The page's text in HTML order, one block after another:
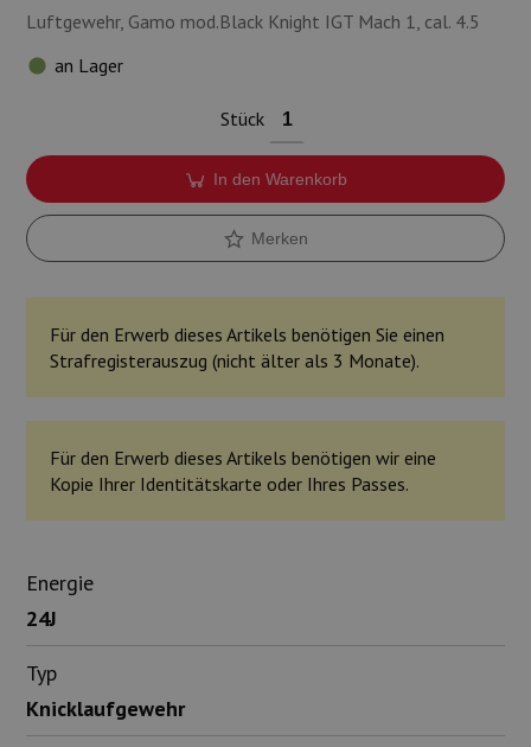
Luftgewehr, Gamo mod.Black Knight IGT Mach 1, cal. 4.5
an Lager
Stück
In den Warenkorb
Merken
Für den Erwerb dieses Artikels benötigen Sie einen
Strafregisterauszug (nicht älter als 3 Monate).
Für den Erwerb dieses Artikels benötigen wir eine
Kopie Ihrer Identitätskarte oder Ihres Passes.
Energie
24J
Typ
Knicklaufgewehr